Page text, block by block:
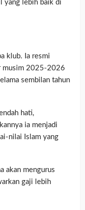
yang lebih baik di
klub. Ia resmi
musim 2025-2026
sembilan tahun
hati,
ia menjadi
nilai Islam yang
akan mengurus
gaji lebih